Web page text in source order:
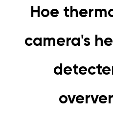
Hoe
camera's